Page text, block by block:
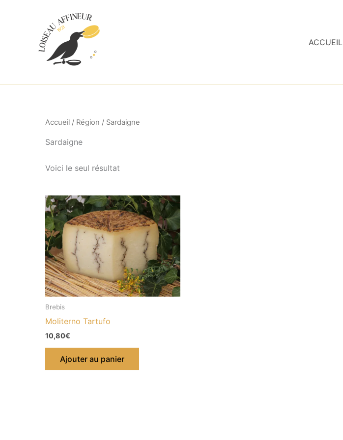
ACCUEIL
Accueil / Région / Sardaigne
Sardaigne
Voici le seul résultat
Brebis
Moliterno Tartufo
10,80€
Ajouter au panier